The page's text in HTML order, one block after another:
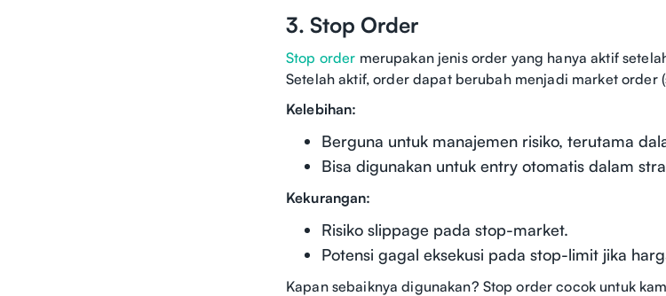
3. Stop Order
Stop order merupakan jenis order yang hanya aktif
Setelah aktif, order dapat berubah menjadi market
Kelebihan:
Berguna untuk manajemen risiko, terutama
Bisa digunakan untuk entry otomatis dalam
Kekurangan:
Risiko slippage pada stop-market.
Potensi gagal eksekusi pada stop-limit jika
Kapan sebaiknya digunakan? Stop order cocok untuk